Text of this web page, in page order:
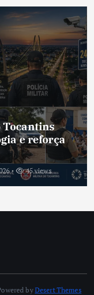
Tocantins
e reforça
45 views
byDesert Themes